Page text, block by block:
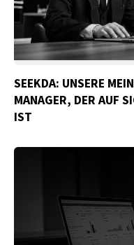
SEEKDA: UNSERE
MANAGER, DER AUF
IST